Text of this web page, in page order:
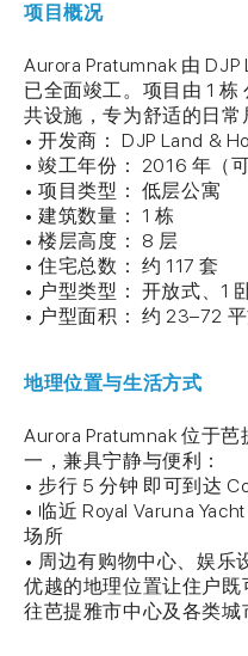
项目概况
Aurora Pratumnak 由 DJP
已全面竣工。项目由 1
共设施，专为舒适的日常
• 开发商： DJP Land &
• 竣工年份： 2016 年（
• 项目类型： 低层公寓
• 建筑数量： 1 栋
• 楼层高度： 8 层
• 住宅总数： 约 117 套
• 户型类型： 开放式、1
• 户型面积： 约 23–72
地理位置与生活方式
Aurora Pratumnak 位于
一，兼具宁静与便利：
• 步行 5 分钟 即可到达
• 临近 Royal Varuna
场所
• 周边有购物中心、娱乐
优越的地理位置让住户
往芭提雅市中心及各类城